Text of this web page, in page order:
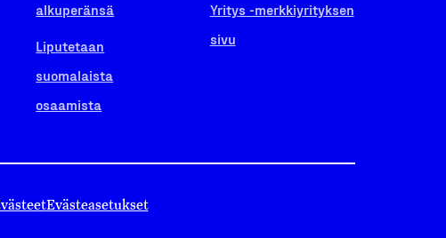
alkuperänsä
Liputetaan
suomalaista
osaamista
Yritys -merkkiyrityksen
sivu
Evästeasetukset